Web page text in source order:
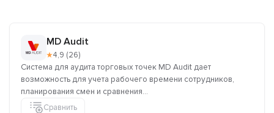
MD Audit
★4,9 (26)
Система для аудита торговых точек MD Audit дает
возможность для учета рабочего времени сотрудников,
планирования смен и сравнения...
Сравнить